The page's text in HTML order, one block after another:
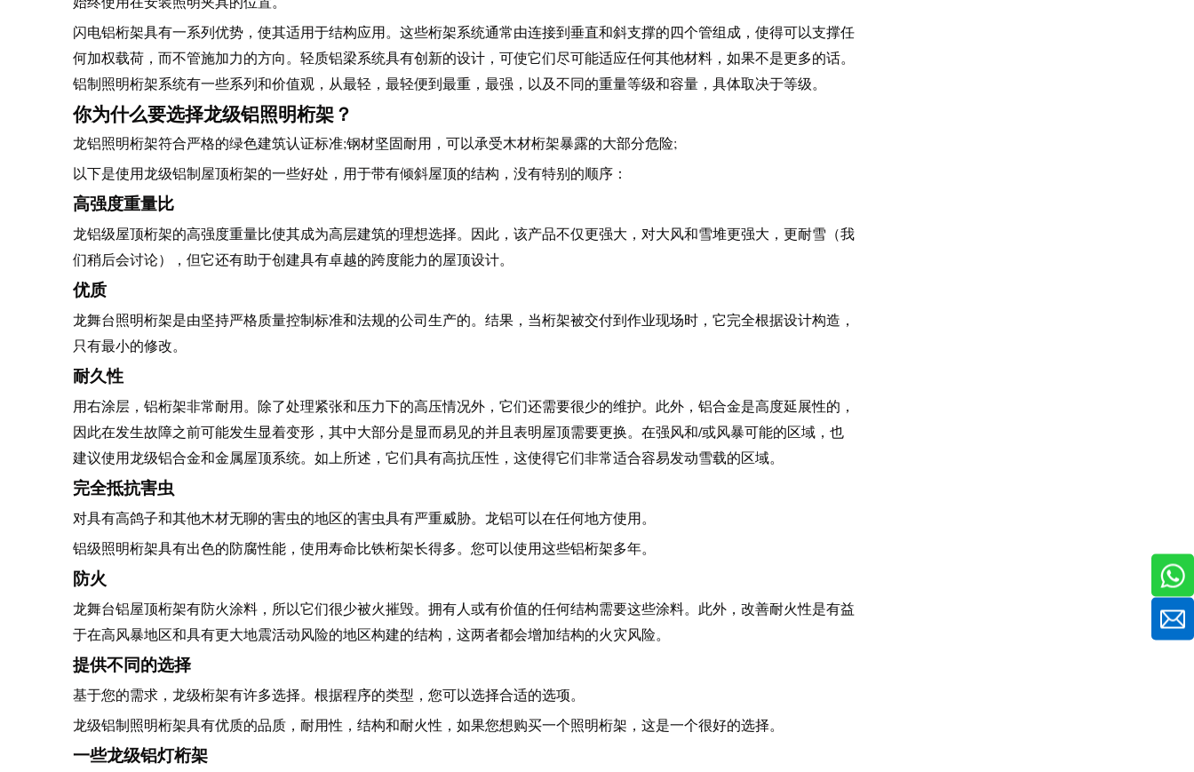
闪电铝桁架具有一系列优势，使其适用于结构应用。这些桁架系统通常由连接到垂直和斜支撑的四个管组成，使得可以支撑任
何加权载荷，而不管施加力的方向。轻质铝梁系统具有创新的设计，可使它们尽可能适应任何其他材料，如果不是更多的话。
铝制照明桁架系统有一些系列和价值观，从最轻，最轻便到最重，最强，以及不同的重量等级和容量，具体取决于等级。
你为什么要选择龙级铝照明桁架？
龙铝照明桁架符合严格的绿色建筑认证标准;钢材坚固耐用，可以承受木材桁架暴露的大部分危险;
以下是使用龙级铝制屋顶桁架的一些好处，用于带有倾斜屋顶的结构，没有特别的顺序：
高强度重量比
龙铝级屋顶桁架的高强度重量比使其成为高层建筑的理想选择。因此，该产品不仅更强大，对大风和雪堆更强大，更耐雪（我
们稍后会讨论），但它还有助于创建具有卓越的跨度能力的屋顶设计。
优质
龙舞台照明桁架是由坚持严格质量控制标准和法规的公司生产的。结果，当桁架被交付到作业现场时，它完全根据设计构造，
只有最小的修改。
耐久性
用右涂层，铝桁架非常耐用。除了处理紧张和压力下的高压情况外，它们还需要很少的维护。此外，铝合金是高度延展性的，
因此在发生故障之前可能发生显着变形，其中大部分是显而易见的并且表明屋顶需要更换。在强风和/或风暴可能的区域，也
建议使用龙级铝合金和金属屋顶系统。如上所述，它们具有高抗压性，这使得它们非常适合容易发动雪载的区域。
完全抵抗害虫
对具有高鸽子和其他木材无聊的害虫的地区的害虫具有严重威胁。龙铝可以在任何地方使用。
铝级照明桁架具有出色的防腐性能，使用寿命比铁桁架长得多。您可以使用这些铝桁架多年。
防火
龙舞台铝屋顶桁架有防火涂料，所以它们很少被火摧毁。拥有人或有价值的任何结构需要这些涂料。此外，改善耐火性是有益
于在高风暴地区和具有更大地震活动风险的地区构建的结构，这两者都会增加结构的火灾风险。
提供不同的选择
基于您的需求，龙级桁架有许多选择。根据程序的类型，您可以选择合适的选项。
龙级铝制照明桁架具有优质的品质，耐用性，结构和耐火性，如果您想购买一个照明桁架，这是一个很好的选择。
一些龙级铝灯桁架